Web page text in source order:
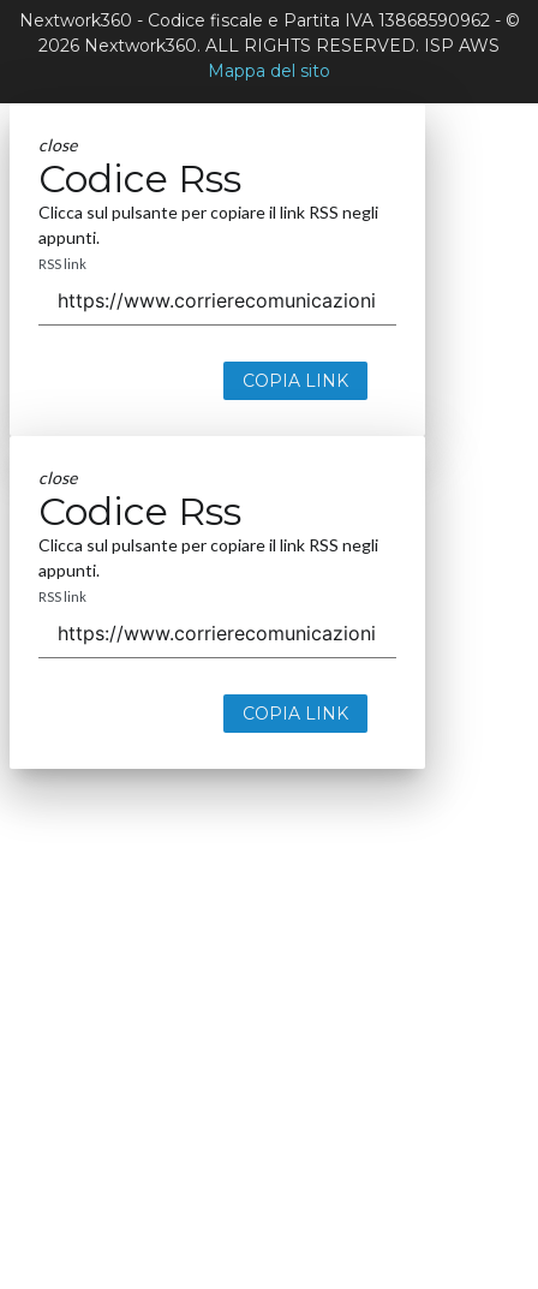
Nextwork360 - Codice fiscale e Partita IVA 13868590962 - ©
2026 Nextwork360. ALL RIGHTS RESERVED. ISP AWS
Mappa del sito
close
Codice Rss
Clicca sul pulsante per copiare il link RSS negli
appunti.
RSS link
COPIA LINK
close
Codice Rss
Clicca sul pulsante per copiare il link RSS negli
appunti.
RSS link
COPIA LINK